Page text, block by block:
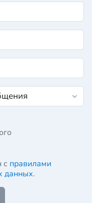
с правилами
данных.